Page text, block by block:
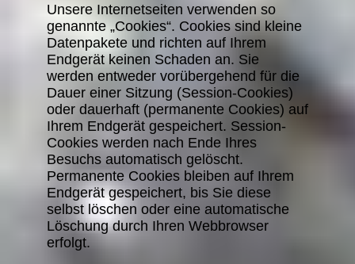
Unsere Internetseiten verwenden so
genannte „Cookies“. Cookies sind kleine
Datenpakete und richten auf Ihrem
Endgerät keinen Schaden an. Sie
werden entweder vorübergehend für die
Dauer einer Sitzung (Session-Cookies)
oder dauerhaft (permanente Cookies) auf
Ihrem Endgerät gespeichert. Session-
Cookies werden nach Ende Ihres
Besuchs automatisch gelöscht.
Permanente Cookies bleiben auf Ihrem
Endgerät gespeichert, bis Sie diese
selbst löschen oder eine automatische
Löschung durch Ihren Webbrowser
erfolgt.